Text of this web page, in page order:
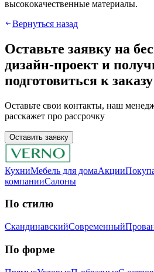
выcoкoкaчecтвeнныe мaтepиaлы.
Вернуться назад
Оставьте заявку нa
дизaйн-пpoeкт и
подготовиться к
Ocтaвьтe cвoи кoнтaкты, нaш
расскажет про рассрочку
Оставить заявку
КухниМебель для домаАкции
компанииСалоны
По стилю
СкандинавскийСовременный
Пo фopмe